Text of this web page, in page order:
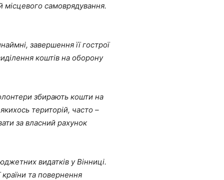
місцевого самоврядування.
завершення її гострої
коштів на оборону
збирають кошти на
територій, часто –
за власний рахунок
видатків у Вінниці.
та повернення